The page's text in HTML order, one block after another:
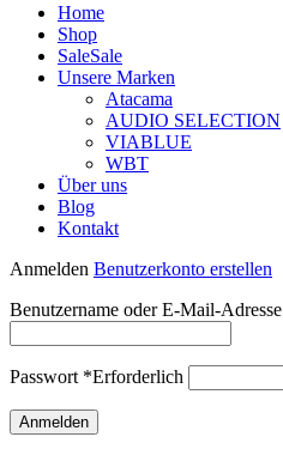
Home
Shop
SaleSale
Unsere Marken
Atacama
AUDIO SELECTION
VIABLUE
WBT
Über uns
Blog
Kontakt
Anmelden Benutzerkonto erstellen
Benutzername oder E-Mail-Adresse
Passwort *Erforderlich
Anmelden